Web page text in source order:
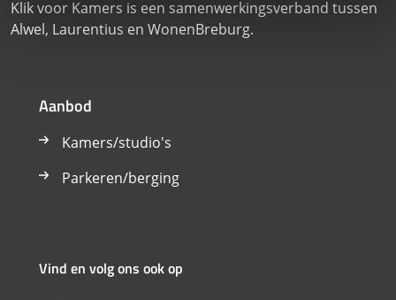
Klik voor Kamers is een samenwerkingsverband tussen
Alwel, Laurentius en WonenBreburg.
Aanbod
Kamers/studio's
Parkeren/berging
Vind en volg ons ook op